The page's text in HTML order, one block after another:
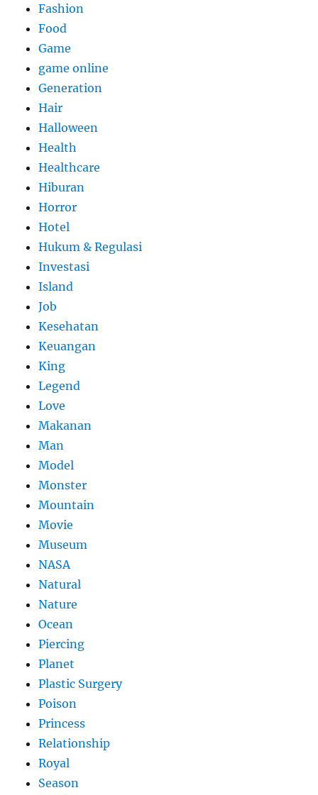
Fashion
Food
Game
game online
Generation
Hair
Halloween
Health
Healthcare
Hiburan
Horror
Hotel
Hukum & Regulasi
Investasi
Island
Job
Kesehatan
Keuangan
King
Legend
Love
Makanan
Man
Model
Monster
Mountain
Movie
Museum
NASA
Natural
Nature
Ocean
Piercing
Planet
Plastic Surgery
Poison
Princess
Relationship
Royal
Season